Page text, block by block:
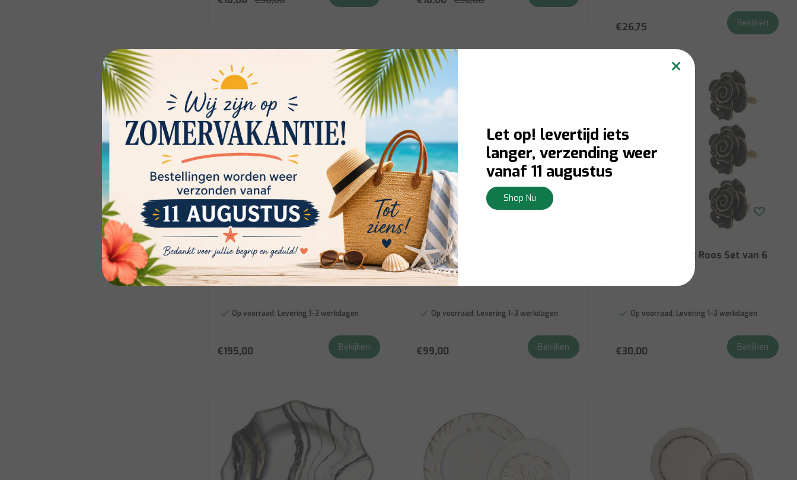
€26,75 Bekijken
Brilliant
BELMONT 18 PC Dinner set
Op voorraad: Levering 1-3 werkdagen
€195,00 Bekijken
Brilliant
Servies Rosdale 18pc Dinner Set
Op voorraad: Levering 1-3 werkdagen
€99,00 Bekijken
Servetring Zwart Roos Set van 6
Op voorraad: Levering 1-3 werkdagen
€30,00 Bekijken
×
Let op! levertijd iets
langer, verzending weer
vanaf 11 augustus
Shop Nu